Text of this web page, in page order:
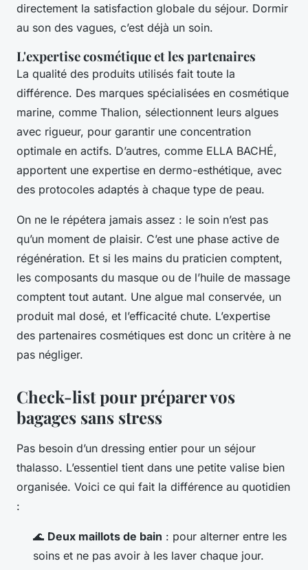
directement la satisfaction globale du séjour. Dormir
au son des vagues, c’est déjà un soin.
L'expertise cosmétique et les partenaires
La qualité des produits utilisés fait toute la
différence. Des marques spécialisées en cosmétique
marine, comme Thalion, sélectionnent leurs algues
avec rigueur, pour garantir une concentration
optimale en actifs. D’autres, comme ELLA BACHÉ,
apportent une expertise en dermo-esthétique, avec
des protocoles adaptés à chaque type de peau.
On ne le répétera jamais assez : le soin n’est pas
qu’un moment de plaisir. C’est une phase active de
régénération. Et si les mains du praticien comptent,
les composants du masque ou de l’huile de massage
comptent tout autant. Une algue mal conservée, un
produit mal dosé, et l’efficacité chute. L’expertise
des partenaires cosmétiques est donc un critère à ne
pas négliger.
Check-list pour préparer vos
bagages sans stress
Pas besoin d’un dressing entier pour un séjour
thalasso. L’essentiel tient dans une petite valise bien
organisée. Voici ce qui fait la différence au quotidien
:
🌊 Deux maillots de bain : pour alterner entre les
soins et ne pas avoir à les laver chaque jour.